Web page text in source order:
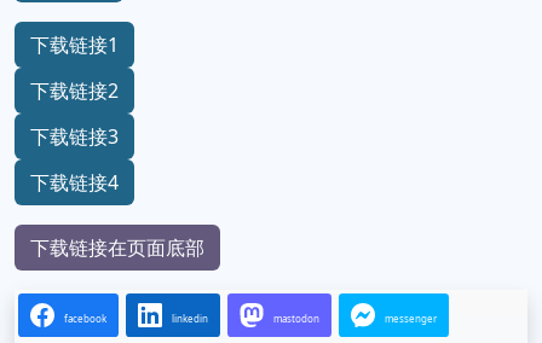
下载链接1
下载链接2
下载链接3
下载链接4
下载链接在页面底部
facebook linkedin mastodon messenger